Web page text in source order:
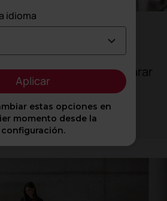
oficinas
delimitar sin separar
la interacción
idioma
Aplicar
estas opciones en
momento desde la
configuración.